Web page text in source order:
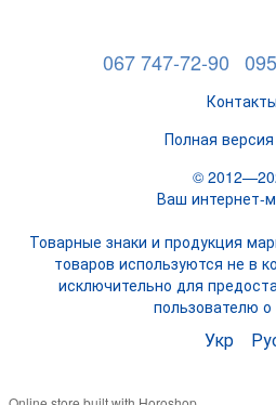
067 747-72-90
Контакты
Полная
©
Ваш интернет-
Товарные знаки и продукция
товаров используются не в
исключительно для
пользователю о
Укр